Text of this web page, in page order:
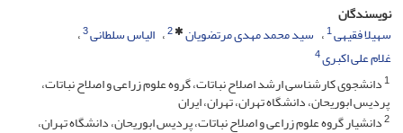
نویسندگان
سهیلا فقیهی1 سید محمد مهدی مرتضویان 2 الیاس سلطانی3
غلام ‌علی اکبری4
1دانشجوی کارشناسی ارشد اصلاح نباتات، گروه علوم زراعی و اصلاح نباتات،
پردیس ابوریحان، دانشگاه تهران، تهران، ایران
2دانشیار گروه علوم زراعی و اصلاح نباتات، پردیس ابوریحان، دانشگاه تهران،